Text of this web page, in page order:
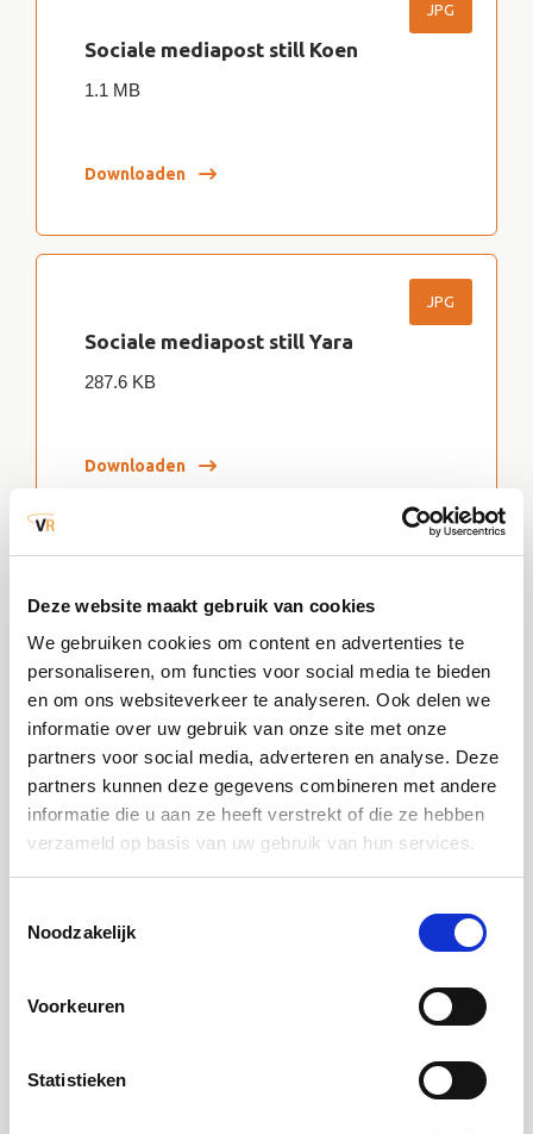
Deze website maakt gebruik van cookies
We gebruiken cookies om content en advertenties te
personaliseren, om functies voor social media te bieden
en om ons websiteverkeer te analyseren. Ook delen we
informatie over uw gebruik van onze site met onze
partners voor social media, adverteren en analyse. Deze
partners kunnen deze gegevens combineren met andere
informatie die u aan ze heeft verstrekt of die ze hebben
verzameld op basis van uw gebruik van hun services.
Noodzakelijk
Voorkeuren
Statistieken
JPG
Sociale mediapost still Koen
1.1 MB
Downloaden
JPG
Sociale mediapost still Yara
287.6 KB
Downloaden
Sociale mediapost swipe Koen (1)
492.1 KB
Downloaden
Sociale mediapost swipe Koen (2)